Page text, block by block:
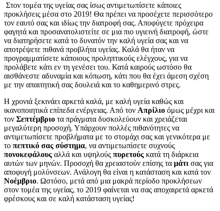
Στον τομέα της υγείας σας ίσως αντιμετωπίσετε κάποιες
προκλήσεις μέσα στο 2019! Θα πρέπει να προσέχετε περισσότερο
τον εαυτό σας και ιδίως την διατροφή σας. Αποφύγετε πρόχειρα
φαγητά και προσανατολιστείτε σε μια πιο υγιεινή διατροφή, ώστε
να διατηρήσετε κατά το δυνατόν την καλή υγεία σας και να
αποτρέψετε πιθανά προβλήτα υγείας. Καλά θα ήταν να
προγραμματίσετε κάποιους προληπτικούς ελέγχους, για να
προλάβετε κάτι εν τη γενέσει του. Κατά καιρούς ωστόσο θα
αισθάνεστε αδυναμία και κόπωση, κάτι που θα έχει άμεση σχέση
με την απαιτητική σας δουλειά και το καθημερινό στρες.
Η χρονιά ξεκινάει αρκετά καλά, με καλή υγεία καθώς και
ικανοποιητικά επίπεδα ενέργειας. Από τον Απρίλιο όμως μέχρι και
τον Σεπτέμβριο τα πράγματα δυσκολεύουν και χρειάζεται
μεγαλύτερη προσοχή. Υπάρχουν πολλές πιθανότητες να
αντιμετωπίσετε προβλήματα με το στομάχι σας και γενικότερα με
το πεπτικό σας σύστημα, να αντιμετωπίσετε συχνούς
πονοκεφάλους αλλά και υψηλούς πυρετούς κατά τη διάρκεια
αυτών των μηνών. Προσοχή θα χρειαστούν επίσης τα μάτι σας για
αποφυγή μολύνσεων. Ανάλογη θα είναι η κατάσταση και κατά τον
Νοέμβριο. Ωστόσο, μετά από μια μακρά περίοδο προκλήσεων
στον τομέα της υγείας, το 2019 φαίνεται να σας αποχαιρετά αρκετά
φρέσκους και σε καλή κατάσταση υγείας!